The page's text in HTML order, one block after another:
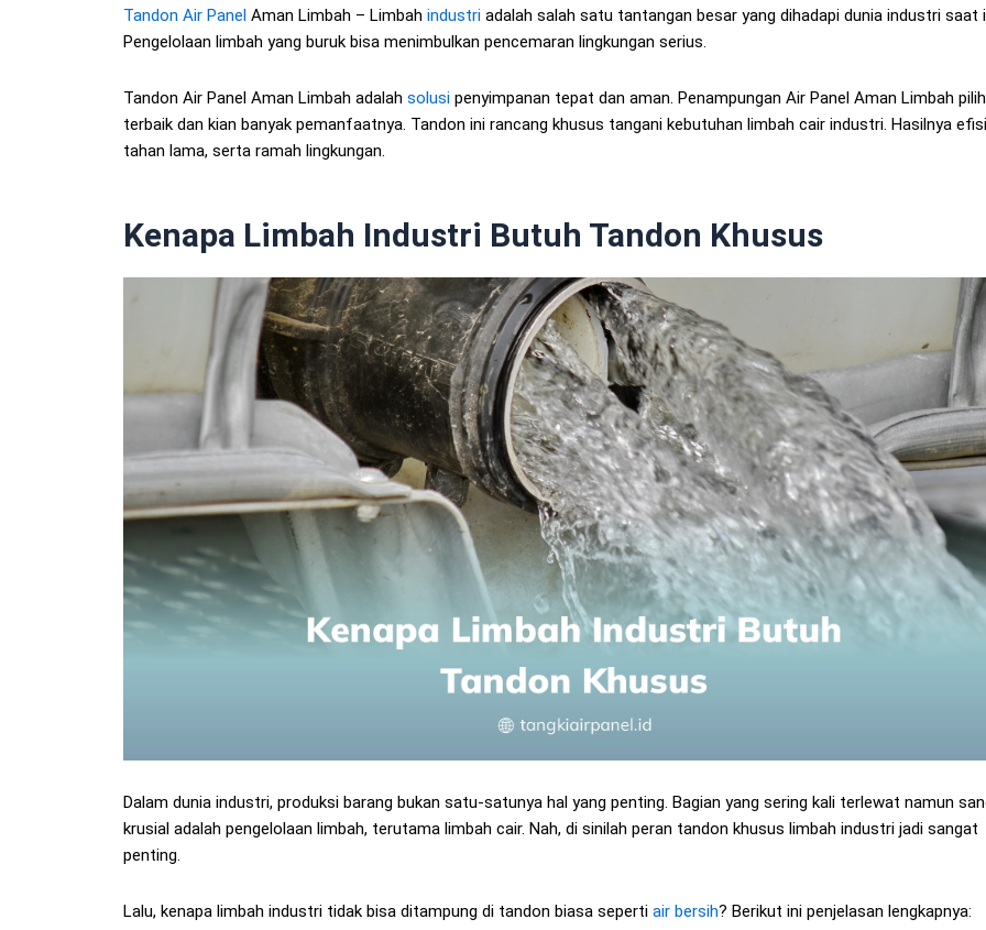
Tandon Air Panel Aman Limbah – Limbah industri adalah salah satu tantangan besar yang dihadapi dunia industri saat
Pengelolaan limbah yang buruk bisa menimbulkan pencemaran lingkungan serius.
Tandon Air Panel Aman Limbah adalah solusi penyimpanan tepat dan aman. Penampungan Air Panel Aman Limbah
terbaik dan kian banyak pemanfaatnya. Tandon ini rancang khusus tangani kebutuhan limbah cair industri. Hasilnya
tahan lama, serta ramah lingkungan.
Kenapa Limbah Industri Butuh Tandon Khusus
Dalam dunia industri, produksi barang bukan satu-satunya hal yang penting. Bagian yang sering kali terlewat namun
krusial adalah pengelolaan limbah, terutama limbah cair. Nah, di sinilah peran tandon khusus limbah industri jadi sangat
penting.
Lalu, kenapa limbah industri tidak bisa ditampung di tandon biasa seperti air bersih? Berikut ini penjelasan lengkapnya: